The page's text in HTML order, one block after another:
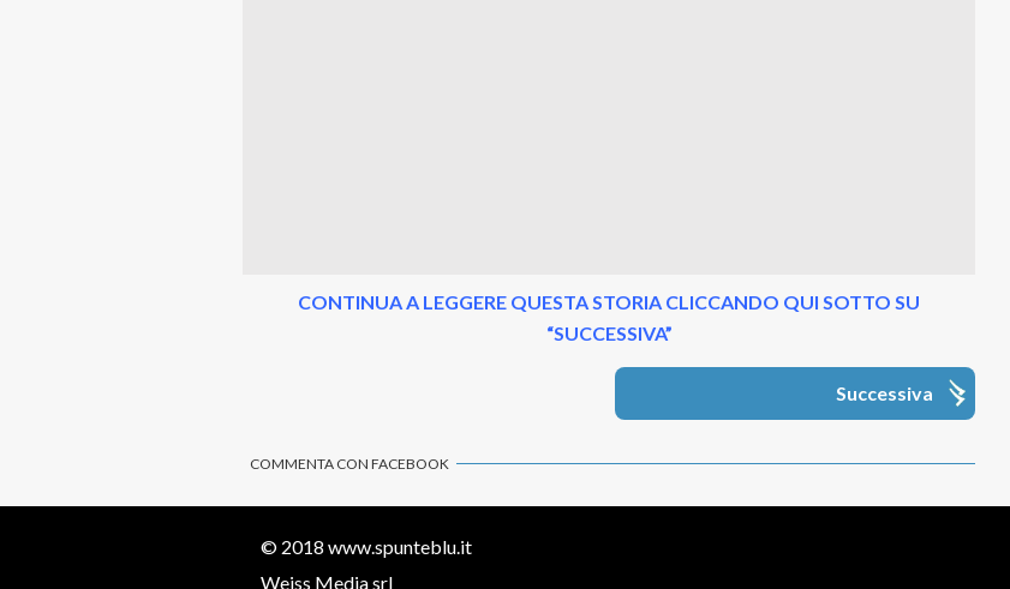
CONTINUA A LEGGERE QUESTA STORIA CLICCANDO QUI SOTTO SU
“SUCCESSIVA”
Successiva
COMMENTA CON FACEBOOK
© 2018 www.spunteblu.it
Weiss Media srl